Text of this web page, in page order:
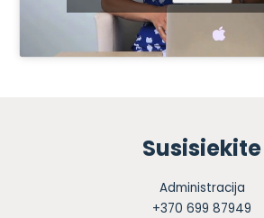
Susisiekite
Administracija
+370 699 87949